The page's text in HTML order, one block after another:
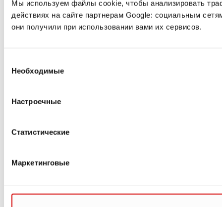
Мы используем файлы cookie, чтобы анализировать
действиях на сайте партнерам Google: социальным
они получили при использовании вами их сервисов.
согласия
Необходимые
Настроечные
Статистические
Маркетинговые